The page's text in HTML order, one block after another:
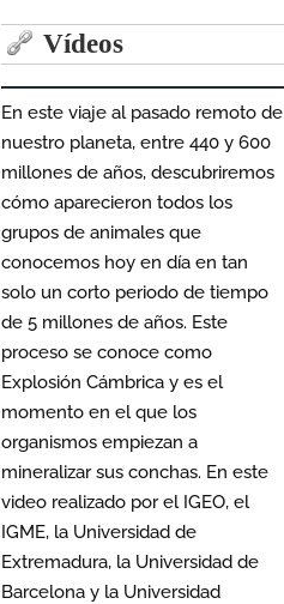
Vídeos
En este viaje al pasado remoto de
nuestro planeta, entre 440 y 600
millones de años, descubriremos
cómo aparecieron todos los
grupos de animales que
conocemos hoy en día en tan
solo un corto periodo de tiempo
de 5 millones de años. Este
proceso se conoce como
Explosión Cámbrica y es el
momento en el que los
organismos empiezan a
mineralizar sus conchas. En este
video realizado por el IGEO, el
IGME, la Universidad de
Extremadura, la Universidad de
Barcelona y la Universidad